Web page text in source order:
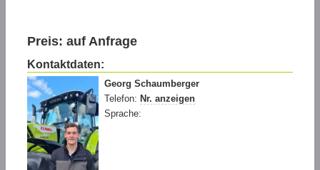
Preis: auf Anfrage
Kontaktdaten:
Georg Schaumberger
Telefon: Nr. anzeigen
Sprache: